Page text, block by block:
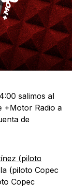
salimos al
+Motor Radio a
de
(piloto
(piloto Copec
Copec